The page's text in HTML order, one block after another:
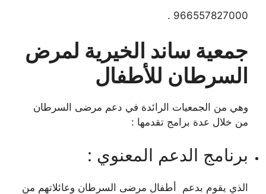
966557827000 .
جمعية ساند الخيرية لمرض
السرطان للأطفال
وهي من الجمعيات الرائدة في دعم مرضى السرطان
من خلال عدة برامج تقدمها :
برنامج الدعم المعنوي :
الذي يقوم بدعم أطفال مرضى السرطان وعائلاتهم من